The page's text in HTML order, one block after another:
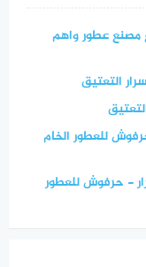
عطور واهم
التعتيق
للعطور الخام
- حرفوش للعطور